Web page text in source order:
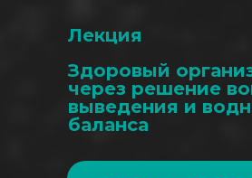
Здоровый
через решение
выведения и
баланса
Лекция